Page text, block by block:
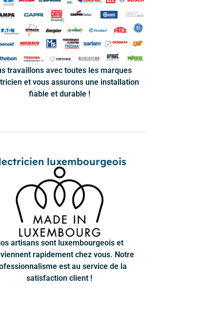
travaillons avec toutes les marques
et vous assurons une installation
fiable et durable !
luxembourgeois
artisans sont luxembourgeois et
rapidement chez vous. Notre
est au service de la
satisfaction client !